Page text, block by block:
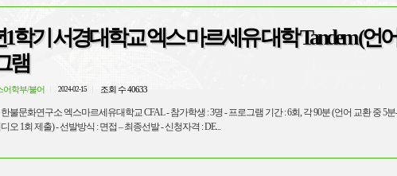
1학기 서경대학교 엑스 마르세유 대학 Tandem (언
램
어학부/불어 2024-02-15 조회 수 40633
스마르세유대학교 CFAL - 참가학생 : 3명 - 프로그램 기간 : 6회, 각 90분 (언어 교환 중 5분-10분 대화
오디오나 비디오 1회 제출) - 선발방식 : 면접 – 최종선발 - 신청자격 : DE...